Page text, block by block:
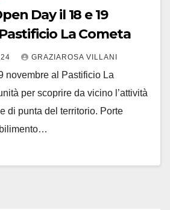
Day il 18 e 19
La Cometa
GRAZIAROSA VILLANI
novembre al Pastificio La
per scoprire da vicino l’attività
di punta del territorio. Porte